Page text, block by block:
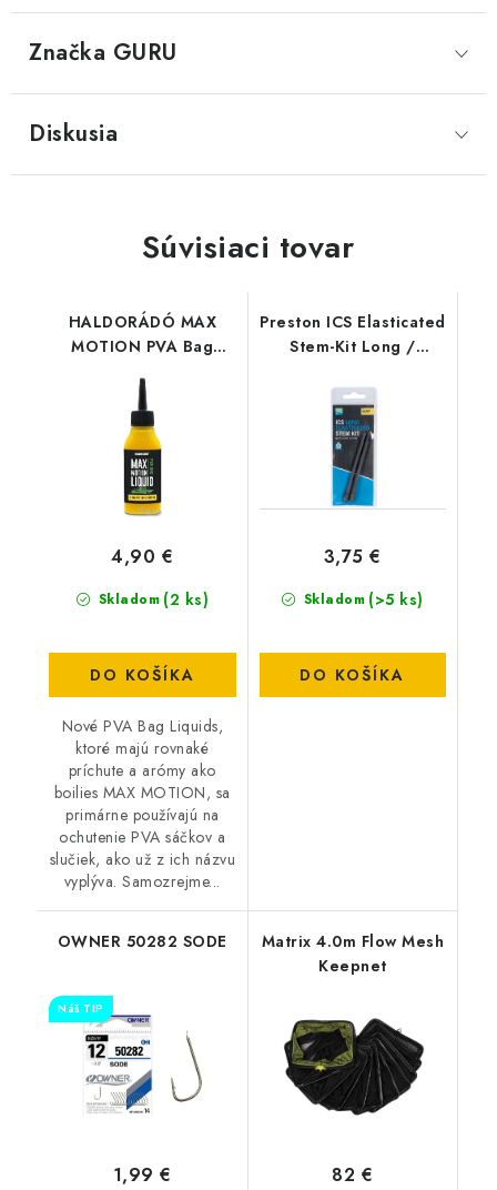
Značka GURU
Diskusia
Súvisiaci tovar
HALDORÁDÓ MAX
MOTION PVA Bag
Corn
Skladom (2 ks)
4,90 €
DO KOŠÍKA
Nové PVA Bag Liquids,
ktoré majú rovnaké
príchute a arómy ako
boilies MAX MOTION, sa
primárne používajú na
ochutenie PVA sáčkov a
slučiek, ako už z ich názvu
vyplýva. Samozrejme...
Preston ICS Elasticated
Stem-Kit Long /
Skladom (>5 ks)
3,75 €
DO KOŠÍKA
OWNER 50282 SODE
Náš TIP
1,99 €
Matrix 4.0m Flow Mesh
Keepnet
82 €